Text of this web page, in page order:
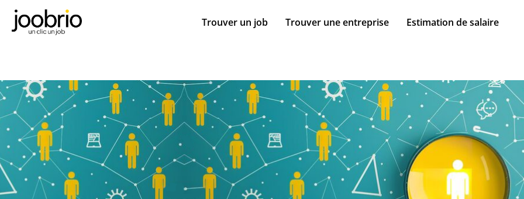
Trouver un job Trouver une entreprise Estimation de salaire